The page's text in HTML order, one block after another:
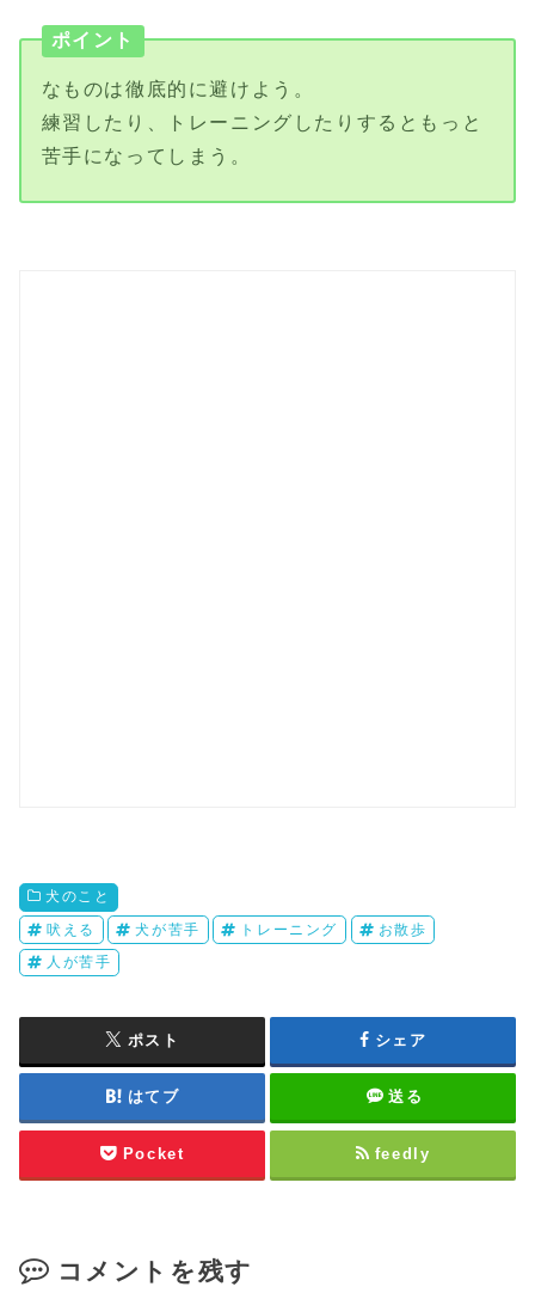
ポイント
なものは徹底的に避けよう。
練習したり、トレーニングしたりするともっと
苦手になってしまう。
犬のこと
吠える
犬が苦手 トレーニング
お散歩
人が苦手
ポスト シェア
はてブ 送る
Pocket feedly
コメントを残す